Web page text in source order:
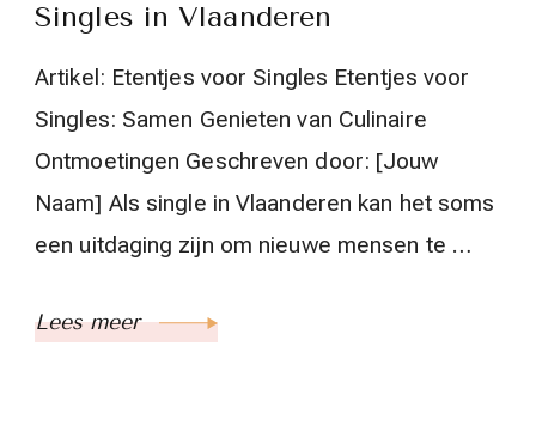
Singles in Vlaanderen
Artikel: Etentjes voor Singles Etentjes voor
Singles: Samen Genieten van Culinaire
Ontmoetingen Geschreven door: [Jouw
Naam] Als single in Vlaanderen kan het soms
een uitdaging zijn om nieuwe mensen te …
Lees meer